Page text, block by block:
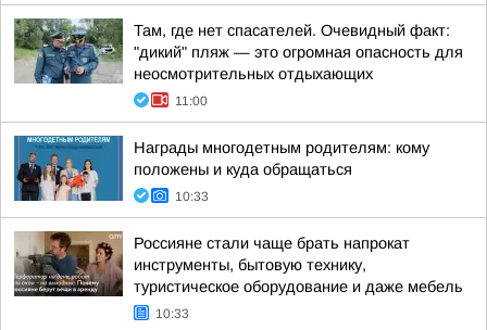
Там, где нет спасателей. Очевидный факт:
"дикий" пляж — это огромная опасность для
неосмотрительных отдыхающих
11:00
Награды многодетным родителям: кому
положены и куда обращаться
10:33
Россияне стали чаще брать напрокат
инструменты, бытовую технику,
туристическое оборудование и даже мебель
10:33